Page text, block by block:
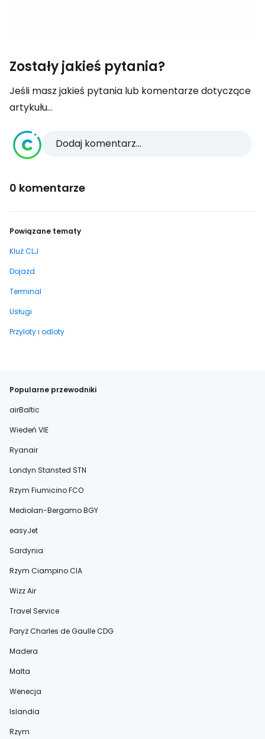
Zostały jakieś pytania?
Jeśli masz jakieś pytania lub komentarze dotyczące
artykułu...
Dodaj komentarz...
0 komentarze
Powiązane tematy
Kluż CLJ
Dojazd
Terminal
Usługi
Przyloty i odloty
Popularne przewodniki
airBaltic
Wiedeń VIE
Ryanair
Londyn Stansted STN
Rzym Fiumicino FCO
Mediolan-Bergamo BGY
easyJet
Sardynia
Rzym Ciampino CIA
Wizz Air
Travel Service
Paryż Charles de Gaulle CDG
Madera
Malta
Wenecja
Islandia
Rzym